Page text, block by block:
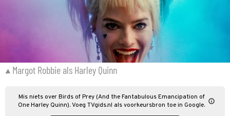
Margot Robbie als Harley Quinn
Mis niets over Birds of Prey (And the Fantabulous Emancipation of
One Harley Quinn). Voeg TVgids.nl als voorkeursbron toe in Google.